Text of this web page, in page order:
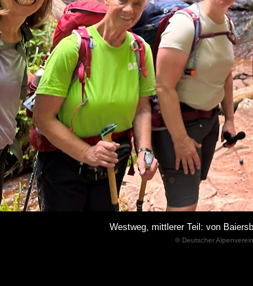
Westweg, mittlerer Teil: von
© Deutscher